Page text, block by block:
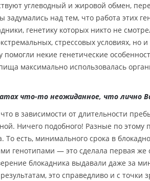
углеводный и жировой обмен,
над тем, что работа этих
генетику которых никто не
стрессовых условиях, но и
некие генетические
максимально использовалась
что-то неожиданное, что лично
в зависимости от длительности
Ничего подобного! Разные по этому
То есть, минимального срока в
генотипами — это сделала первая же
блокадника выдавали даже за
это справедливо и с точки